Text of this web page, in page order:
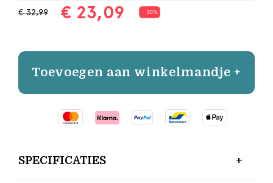
€ 32,99 € 23,09 - 30%
Toevoegen aan winkelmandje +
SPECIFICATIES